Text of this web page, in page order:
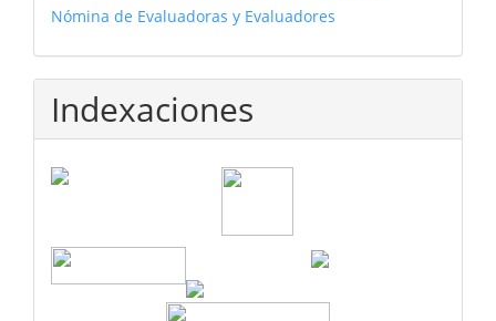
Nómina de Evaluadoras y Evaluadores
Indexaciones